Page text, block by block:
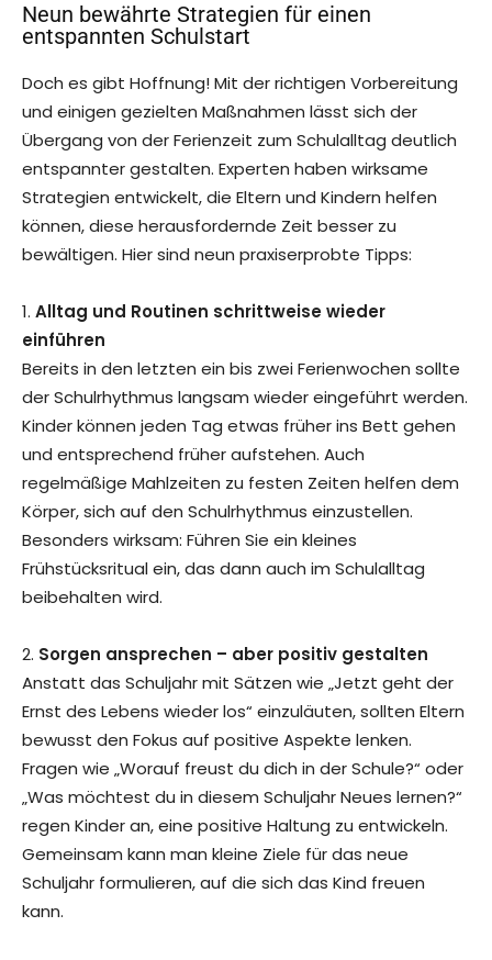
Neun bewährte Strategien für einen
entspannten Schulstart
Doch es gibt Hoffnung! Mit der richtigen Vorbereitung
und einigen gezielten Maßnahmen lässt sich der
Übergang von der Ferienzeit zum Schulalltag deutlich
entspannter gestalten. Experten haben wirksame
Strategien entwickelt, die Eltern und Kindern helfen
können, diese herausfordernde Zeit besser zu
bewältigen. Hier sind neun praxiserprobte Tipps:
1. Alltag und Routinen schrittweise wieder
einführen
Bereits in den letzten ein bis zwei Ferienwochen sollte
der Schulrhythmus langsam wieder eingeführt werden.
Kinder können jeden Tag etwas früher ins Bett gehen
und entsprechend früher aufstehen. Auch
regelmäßige Mahlzeiten zu festen Zeiten helfen dem
Körper, sich auf den Schulrhythmus einzustellen.
Besonders wirksam: Führen Sie ein kleines
Frühstücksritual ein, das dann auch im Schulalltag
beibehalten wird.
2. Sorgen ansprechen – aber positiv gestalten
Anstatt das Schuljahr mit Sätzen wie „Jetzt geht der
Ernst des Lebens wieder los“ einzuläuten, sollten Eltern
bewusst den Fokus auf positive Aspekte lenken.
Fragen wie „Worauf freust du dich in der Schule?“ oder
„Was möchtest du in diesem Schuljahr Neues lernen?“
regen Kinder an, eine positive Haltung zu entwickeln.
Gemeinsam kann man kleine Ziele für das neue
Schuljahr formulieren, auf die sich das Kind freuen
kann.